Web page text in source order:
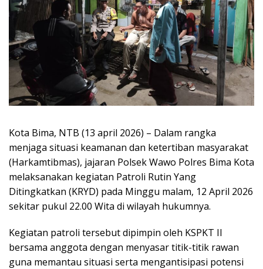
Kota Bima, NTB (13 april 2026) – Dalam rangka
menjaga situasi keamanan dan ketertiban masyarakat
(Harkamtibmas), jajaran Polsek Wawo Polres Bima Kota
melaksanakan kegiatan Patroli Rutin Yang
Ditingkatkan (KRYD) pada Minggu malam, 12 April 2026
sekitar pukul 22.00 Wita di wilayah hukumnya.
Kegiatan patroli tersebut dipimpin oleh KSPKT II
bersama anggota dengan menyasar titik-titik rawan
guna memantau situasi serta mengantisipasi potensi